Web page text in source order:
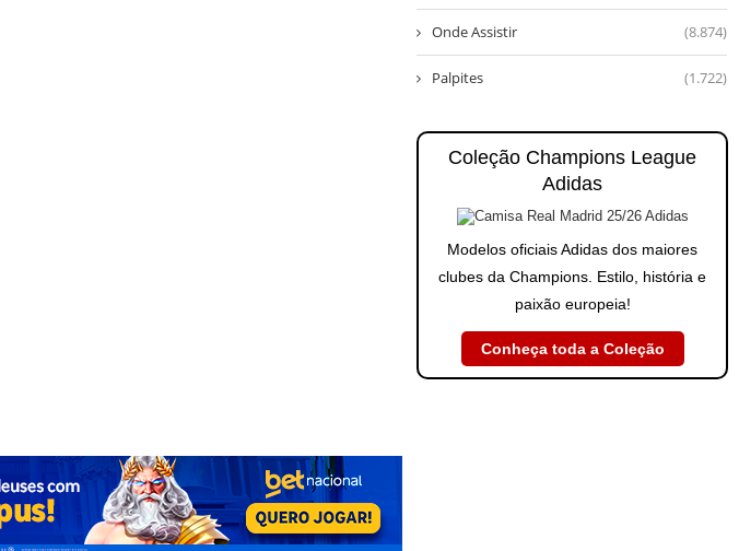
Onde Assistir (8.874)
Palpites (1.722)
Coleção Champions League
Adidas
Modelos oficiais Adidas dos maiores
clubes da Champions. Estilo, história e
paixão europeia!
Conheça toda a Coleção